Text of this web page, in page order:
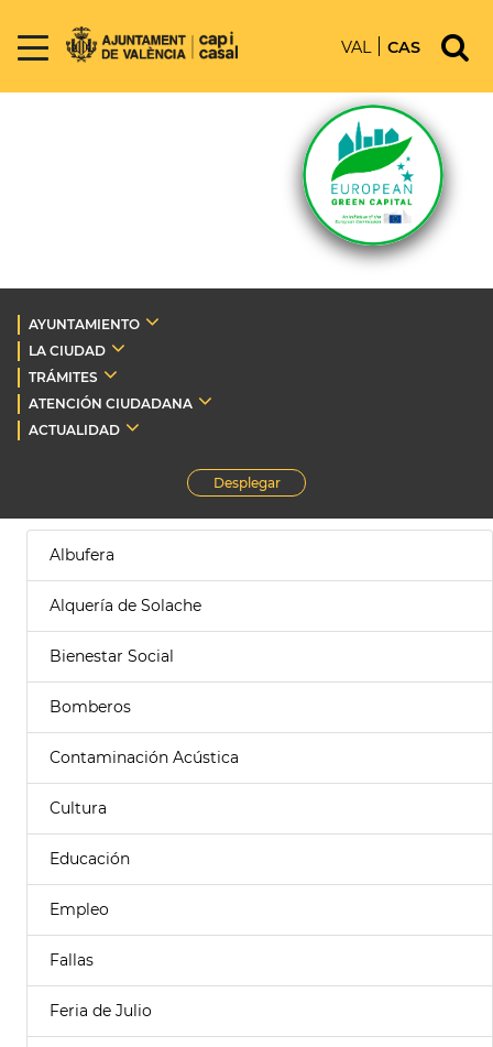
VAL CAS
AYUNTAMIENTO
LA CIUDAD
TRÁMITES
ATENCIÓN CIUDADANA
ACTUALIDAD
Desplegar
Albufera
Alquería de Solache
Bienestar Social
Bomberos
Contaminación Acústica
Cultura
Educación
Empleo
Fallas
Feria de Julio